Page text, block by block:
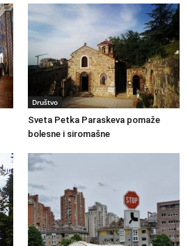
Društvo
Sveta Petka Paraskeva pomaže
bolesne i siromašne